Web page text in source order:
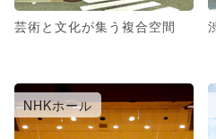
芸術と文化が集う複合空間
NHKホール